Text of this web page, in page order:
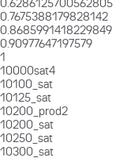
0.6286125700562805
0.7675388179828142
0.8685991418229849
0.90977647197579
1
10000sat4
10100_sat
10125_sat
10200_prod2
10200_sat
10250_sat
10300_sat